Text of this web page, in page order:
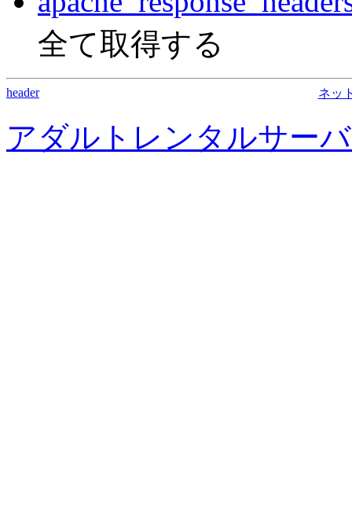
全て取得する
header ネッ
アダルトレンタルサー